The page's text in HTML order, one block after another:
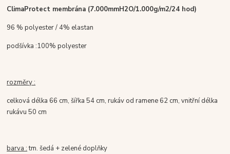
ClimaProtect membrána (7.000mmH2O/1.000g/m2/24 hod)
96 % polyester / 4% elastan
podšívka :100% polyester
rozměry :
celková délka 66 cm, šířka 54 cm, rukáv od ramene 62 cm, vnitřní délka
rukávu 50 cm
barva :tm. šedá + zelené doplňky